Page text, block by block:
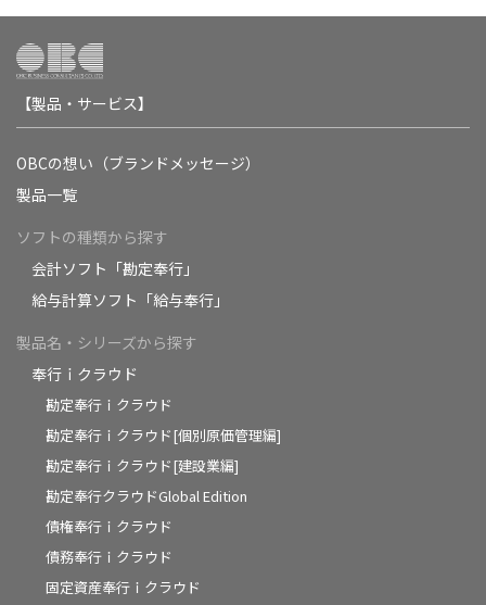
【製品・サービス】
OBCの想い（ブランドメッセージ）
製品一覧
ソフトの種類から探す
会計ソフト「勘定奉行」
給与計算ソフト「給与奉行」
製品名・シリーズから探す
奉行ｉクラウド
勘定奉行ｉクラウド
勘定奉行ｉクラウド[個別原価管理編]
勘定奉行ｉクラウド[建設業編]
勘定奉行クラウドGlobal Edition
債権奉行ｉクラウド
債務奉行ｉクラウド
固定資産奉行ｉクラウド